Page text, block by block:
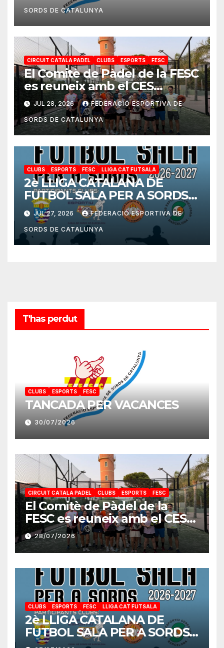
SORDS DE CATALUNYA
CIRCUIT CATALA PADEL CLUBS ESPORTS FESC
El Comitè de Pàdel de la FESC
es reuneix amb el CES
Cambrils per preparar la nova
temporada
JUL 28, 2026 FEDERACIÓ ESPORTIVA DE
SORDS DE CATALUNYA
CLUBS ESPORTS FESC LLIGA CAT FUTSALA
2è LLIGA CATALANA DE
FUTBOL SALA PER A SORDS
2026-2027
JUL 27, 2026 FEDERACIÓ ESPORTIVA DE
SORDS DE CATALUNYA
T'has perdut
CLUBS ESPORTS FESC
TANCADA PER VACANCES
30/07/2026
CIRCUIT CATALA PADEL CLUBS ESPORTS FESC
El Comitè de Pàdel de la
FESC es reuneix amb el CES
Cambrils per preparar la nova
temporada
28/07/2026
CLUBS ESPORTS FESC LLIGA CAT FUTSALA
2è LLIGA CATALANA DE
FUTBOL SALA PER A SORDS
2026-2027